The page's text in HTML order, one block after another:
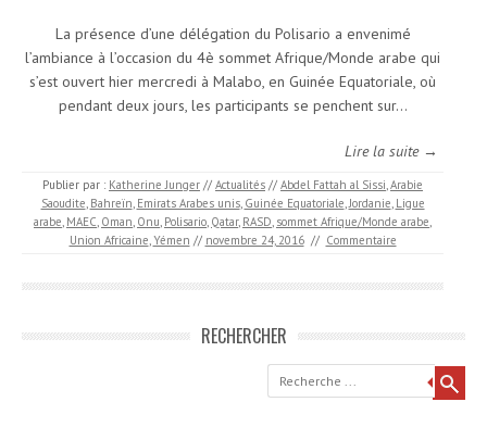
La présence d’une délégation du Polisario a envenimé
l’ambiance à l’occasion du 4è sommet Afrique/Monde arabe qui
s’est ouvert hier mercredi à Malabo, en Guinée Equatoriale, où
pendant deux jours, les participants se penchent sur…
Lire la suite →
Publier par : Katherine Junger // Actualités // Abdel Fattah al Sissi,Arabie
Saoudite, Bahreïn, Emirats Arabes unis, Guinée Equatoriale,Jordanie, Ligue
arabe, MAEC, Oman, Onu, Polisario, Qatar, RASD, sommet Afrique/Monde arabe,
Union Africaine,Yémen // novembre 24, 2016 // Commentaire
RECHERCHER
Recherche